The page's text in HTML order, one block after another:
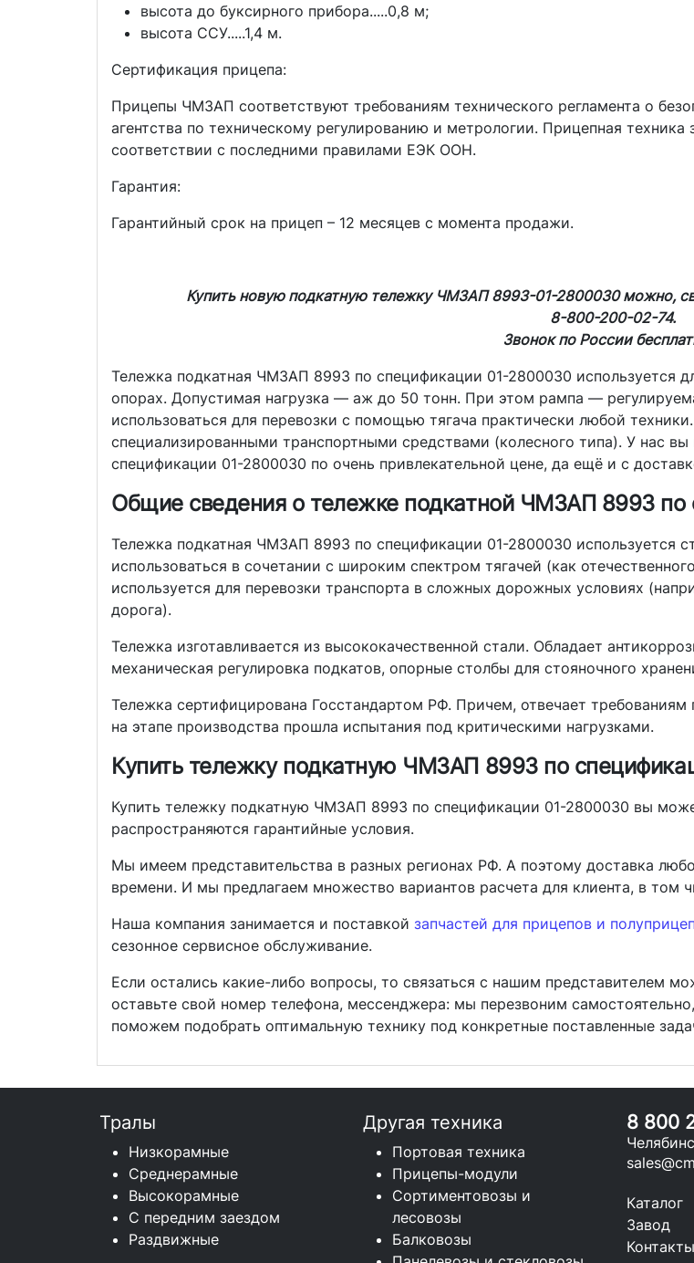
высота до буксирного прибора.....0,8 м;
высота ССУ.....1,4 м.
Сертификация прицепа:
Прицепы ЧМЗАП соответствуют требованиям технического регламента о
агентства по техническому регулированию и метрологии. Прицепная
соответствии с последними правилами ЕЭК ООН.
Гарантия:
Гарантийный срок на прицеп – 12 месяцев с момента продажи.
Купить новую подкатную тележку ЧМЗАП 8993-01-2800030 можно,
8-800-200-02-74.
Звонок по России
Тележка подкатная ЧМЗАП 8993 по спецификации 01-2800030 используется
опорах. Допустимая нагрузка — аж до 50 тонн. При этом рампа —
использоваться для перевозки с помощью тягача практически любой
специализированными транспортными средствами (колесного типа). У нас
спецификации 01-2800030 по очень привлекательной цене, да ещё и с
Общие сведения о тележке подкатной ЧМЗАП 8993 по
Тележка подкатная ЧМЗАП 8993 по спецификации 01-2800030 используется
использоваться в сочетании с широким спектром тягачей (как
используется для перевозки транспорта в сложных дорожных условиях
дорога).
Тележка изготавливается из высококачественной стали. Обладает
механическая регулировка подкатов, опорные столбы для стояночного
Тележка сертифицирована Госстандартом РФ. Причем, отвечает
на этапе производства прошла испытания под критическими нагрузками.
Купить тележку подкатную ЧМЗАП 8993 по
Купить тележку подкатную ЧМЗАП 8993 по спецификации 01-2800030 вы
распространяются гарантийные условия.
Мы имеем представительства в разных регионах РФ. А поэтому доставка
времени. И мы предлагаем множество вариантов расчета для клиента, в том
Наша компания занимается и поставкойзапчастей для прицепов и
сезонное сервисное обслуживание.
Если остались какие-либо вопросы, то связаться с нашим представителем
оставьте свой номер телефона, мессенджера: мы перезвоним
поможем подобрать оптимальную технику под конкретные поставленные
Тралы
Низкорамные
Среднерамные
Высокорамные
С передним заездом
Раздвижные
Другая техника
Портовая техника
Прицепы-модули
Сортиментовозы и
лесовозы
Балковозы
8 800
Каталог
Завод
Контакты